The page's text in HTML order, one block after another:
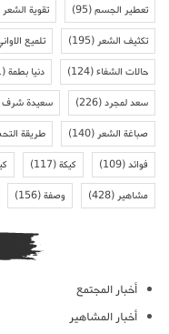
تعطير الجسم(95) تقوية الشعر
تكثيف الشعر(195) تلميع
حالات الشفاء(124) دنيا بطمة(761)
سعد لمجرد(226) سعيدة شرف
صباغة الشعر(140) طريقة
فوائد(109) كيكة(117)
مشاهير(428) وصفة(156)
أخبار المجتمع
أخبار المشاهير